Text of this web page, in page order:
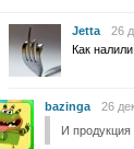
Jetta 26
Как
bazinga 26
И продукция